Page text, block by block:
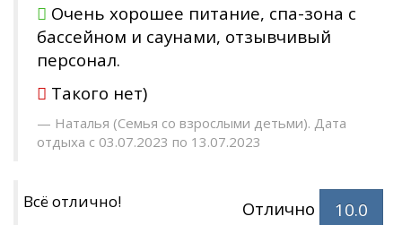
Очень хорошее питание, спа-зона с
бассейном и саунами, отзывчивый
персонал.
Такого нет)
Наталья (Семья со взрослыми детьми). Дата
отдыха с 03.07.2023 по 13.07.2023
Всё отлично! Отлично 10.0